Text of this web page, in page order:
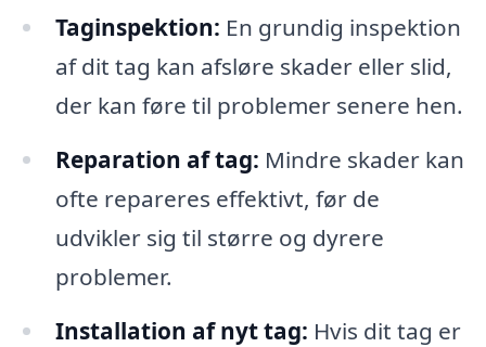
Taginspektion: En grundig inspektion
af dit tag kan afsløre skader eller slid,
der kan føre til problemer senere hen.
Reparation af tag: Mindre skader kan
ofte repareres effektivt, før de
udvikler sig til større og dyrere
problemer.
Installation af nyt tag: Hvis dit tag er